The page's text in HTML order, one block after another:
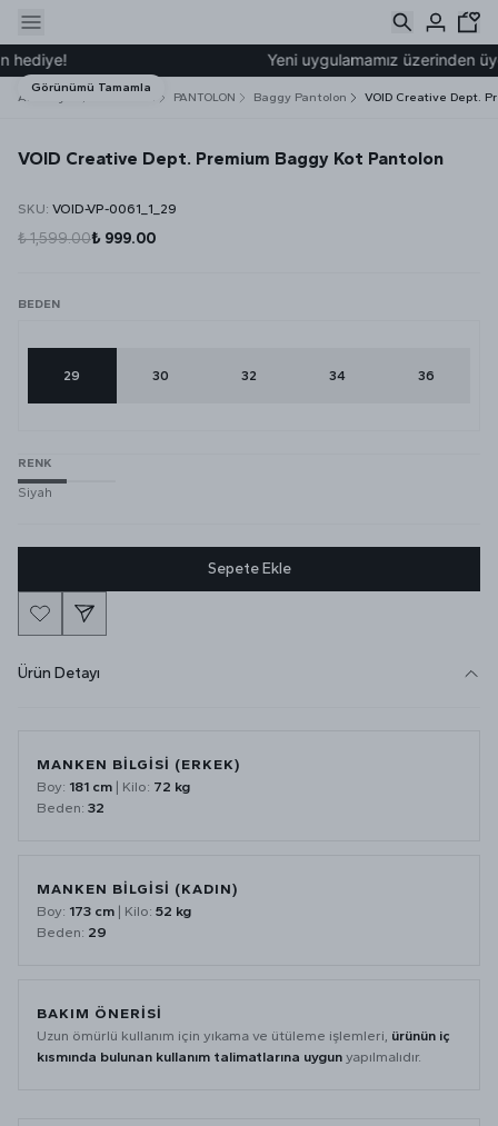
Yeni uygulamamız üzerinden
Ana Sayfa ALT GİYİM PANTOLON Baggy Pantolon VOID Creative Dept.
Görünümü Tamamla
VOID Creative Dept. Premium Baggy Kot Pantolon
SKU: VOID-VP-0061_1_29
₺ 1,599.00₺ 999.00
BEDEN
29 30 32 34 36
RENK
Siyah
Sepete Ekle
Ürün Detayı
MANKEN BİLGİSİ (ERKEK)
Boy: 181 cm | Kilo: 72 kg
Beden: 32
MANKEN BİLGİSİ (KADIN)
Boy: 173 cm | Kilo: 52 kg
Beden: 29
BAKIM ÖNERİSİ
Uzun ömürlü kullanım için yıkama ve ütüleme işlemleri, ürünün iç
kısmında bulunan kullanım talimatlarına uygun yapılmalıdır.